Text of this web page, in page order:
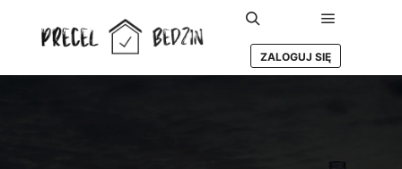
Szukaj Główne
ZALOGUJ SIĘ